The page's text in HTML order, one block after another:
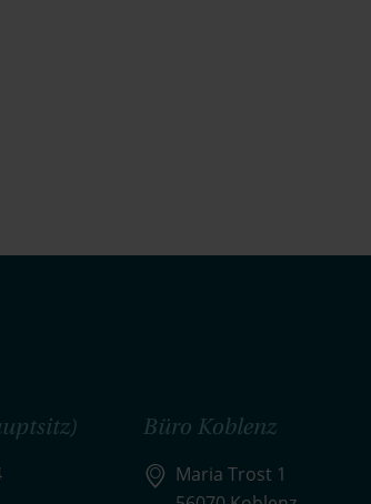
Büro Koblenz
Maria Trost 1